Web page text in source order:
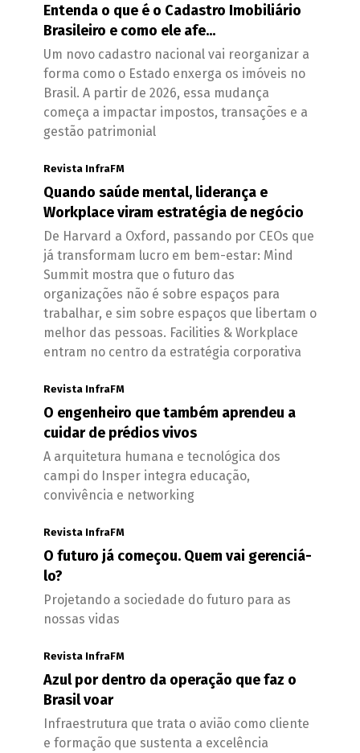
Entenda o que é o Cadastro Imobiliário
Brasileiro e como ele afe...
Um novo cadastro nacional vai reorganizar a
forma como o Estado enxerga os imóveis no
Brasil. A partir de 2026, essa mudança
começa a impactar impostos, transações e a
gestão patrimonial
Revista InfraFM
Quando saúde mental, liderança e
Workplace viram estratégia de negócio
De Harvard a Oxford, passando por CEOs que
já transformam lucro em bem-estar: Mind
Summit mostra que o futuro das
organizações não é sobre espaços para
trabalhar, e sim sobre espaços que libertam o
melhor das pessoas. Facilities & Workplace
entram no centro da estratégia corporativa
Revista InfraFM
O engenheiro que também aprendeu a
cuidar de prédios vivos
A arquitetura humana e tecnológica dos
campi do Insper integra educação,
convivência e networking
Revista InfraFM
O futuro já começou. Quem vai gerenciá-
lo?
Projetando a sociedade do futuro para as
nossas vidas
Revista InfraFM
Azul por dentro da operação que faz o
Brasil voar
Infraestrutura que trata o avião como cliente
e formação que sustenta a excelência